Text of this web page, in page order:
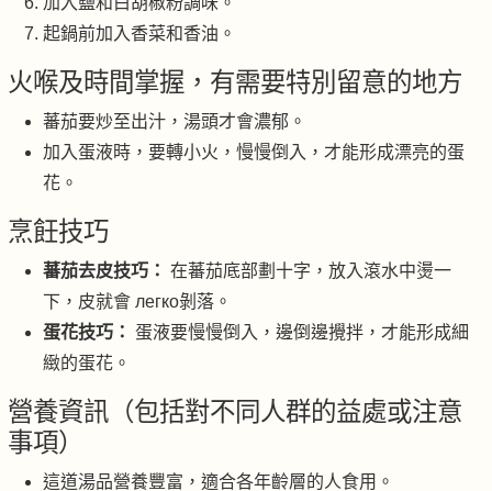
起鍋前加入香菜和香油。
火喉及時間掌握，有需要特別留意的地方
蕃茄要炒至出汁，湯頭才會濃郁。
加入蛋液時，要轉小火，慢慢倒入，才能形成漂亮的蛋
花。
烹飪技巧
蕃茄去皮技巧： 在蕃茄底部劃十字，放入滾水中燙一
下，皮就會 легко剝落。
蛋花技巧： 蛋液要慢慢倒入，邊倒邊攪拌，才能形成細
緻的蛋花。
營養資訊（包括對不同人群的益處或注意
事項）
這道湯品營養豐富，適合各年齡層的人食用。